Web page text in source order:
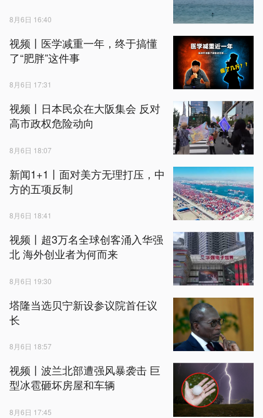
8月6日 16:40
视频丨医学减重一年，终于搞懂
了“肥胖”这件事
8月6日 17:31
视频丨日本民众在大阪集会 反对
高市政权危险动向
8月6日 18:07
新闻1+1丨面对美方无理打压，中
方的五项反制
8月6日 18:41
视频丨超3万名全球创客涌入华强
北 海外创业者为何而来
8月6日 19:30
塔隆当选贝宁新设参议院首任议
长
8月6日 18:57
视频丨波兰北部遭强风暴袭击 巨
型冰雹砸坏房屋和车辆
8月6日 17:45